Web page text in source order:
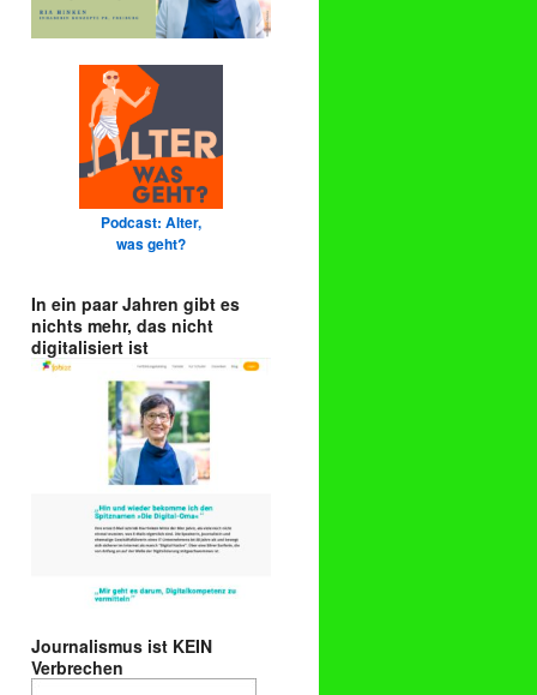
Podcast: Alter,
was geht?
In ein paar Jahren gibt es
nichts mehr, das nicht
digitalisiert ist
Journalismus ist KEIN
Verbrechen